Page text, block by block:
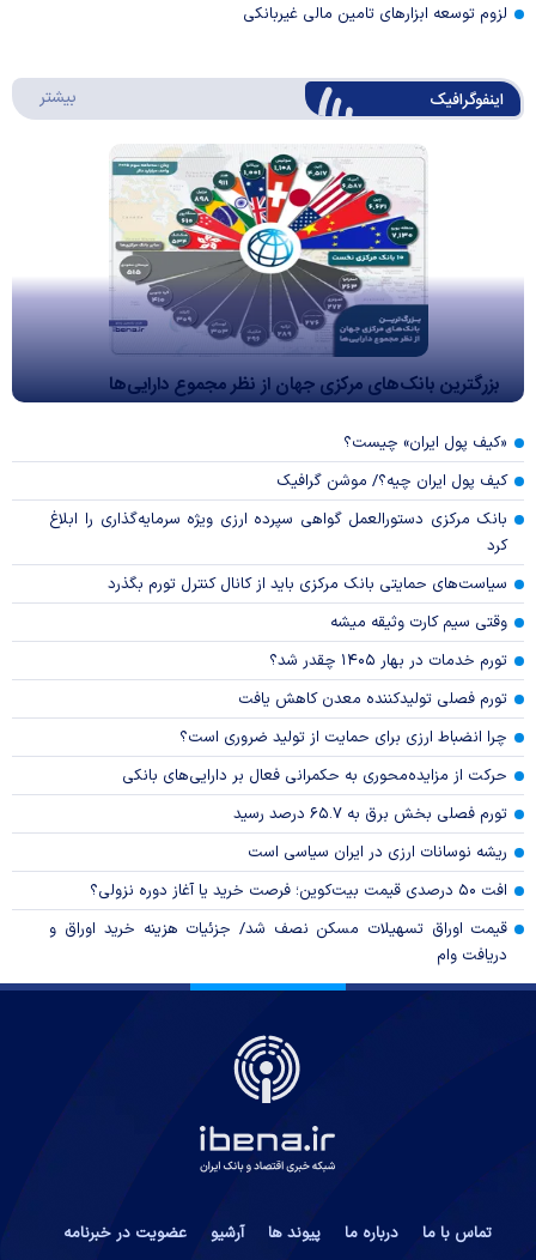
لزوم توسعه ابزارهای تامین مالی غیربانکی
اینفوگرافیک بیشتر
بزرگترین بانک‌های مرکزی جهان از نظر مجموع دارایی‌ها
«کیف پول ایران» چیست؟
کیف پول ایران چیه؟/ موشن گرافیک
بانک مرکزی دستورالعمل گواهی سپرده ارزی ویژه سرمایه‌گذاری را ابلاغ
کرد
سیاست‌های حمایتی بانک مرکزی باید از کانال کنترل تورم بگذرد
وقتی سیم کارت وثیقه میشه
تورم خدمات در بهار ۱۴۰۵ چقدر شد؟
تورم فصلی تولیدکننده معدن کاهش یافت
چرا انضباط ارزی برای حمایت از تولید ضروری است؟
حرکت از مزایده‌محوری به حکمرانی فعال بر دارایی‌های بانکی
تورم فصلی بخش برق به ۶۵.۷ درصد رسید
ریشه نوسانات ارزی در ایران سیاسی است
افت ۵۰ درصدی قیمت بیت‌کوین؛ فرصت خرید یا آغاز دوره نزولی؟
قیمت اوراق تسهیلات مسکن نصف شد/ جزئیات هزینه خرید اوراق و
دریافت وام
تماس با ما درباره ما پیوند ها آرشیو عضویت در خبرنامه